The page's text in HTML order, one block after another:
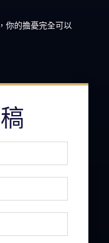
你的擔憂完全可以